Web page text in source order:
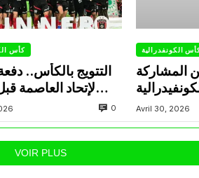
كأس
التتويج بالكأس..
لإتحاد العاصمة
الزمالك في نهائي
0
الكونفدرالية
المشاركة
Avril 30, 2026
VOIR PLUS